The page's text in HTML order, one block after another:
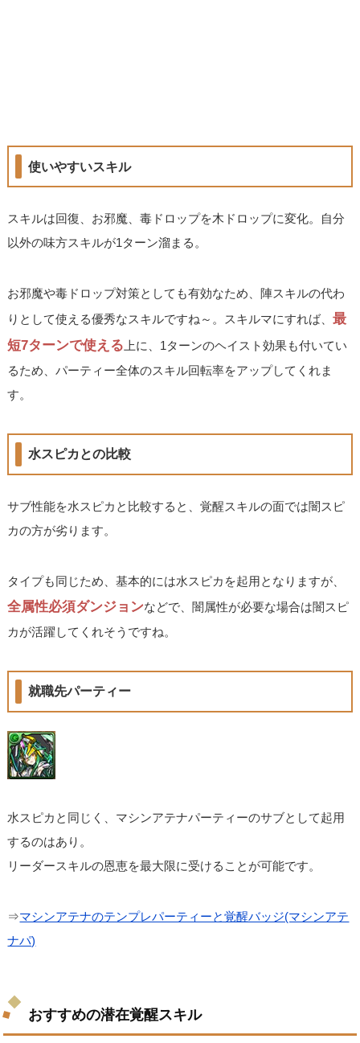
使いやすいスキル
スキルは回復、お邪魔、毒ドロップを木ドロップに変化。自分
以外の味方スキルが1ターン溜まる。
お邪魔や毒ドロップ対策としても有効なため、陣スキルの代わ
りとして使える優秀なスキルですね～。スキルマにすれば、最
短7ターンで使える 上に、1ターンのヘイスト効果も付いてい
るため、パーティー全体のスキル回転率をアップしてくれま
す。
水スピカとの比較
サブ性能を水スピカと比較すると、覚醒スキルの面では闇スピ
カの方が劣ります。
タイプも同じため、基本的には水スピカを起用となりますが、
全属性必須ダンジョンなどで、闇属性が必要な場合は闇スピ
カが活躍してくれそうですね。
就職先パーティー
水スピカと同じく、マシンアテナパーティーのサブとして起用
するのはあり。
リーダースキルの恩恵を最大限に受けることが可能です。
⇒マシンアテナのテンプレパーティーと覚醒バッジ(マシンアテ
ナパ)
おすすめの潜在覚醒スキル